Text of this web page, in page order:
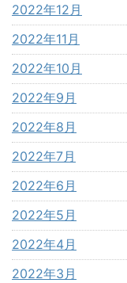
2022年12月
2022年11月
2022年10月
2022年9月
2022年8月
2022年7月
2022年6月
2022年5月
2022年4月
2022年3月